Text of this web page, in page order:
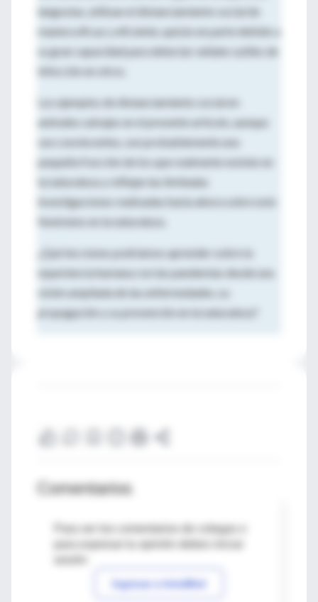
langostas, utilizan el distanciamiento social de
manera eficaz y eficiente, quizás en parte debido a
su gran capacidad para detectar señales sutiles de
infección en otros.
Los ejemplos de distanciamiento social en
animales salvajes en el presente artículo, aunque
son convincentes, son probablemente una
pequeña fracción de los que realmente existen en
la naturaleza y reflejan las limitadas
investigaciones realizadas hasta ahora sobre este
fenómeno en la naturaleza.
¿Qué lecciones podríamos aprender sobre la
experiencia humana con las pandemias desde una
visión ampliada de las enfermedades, su
propagación y su prevención en la naturaleza?
Comentarios
Para ver los comentarios de colegas o
Ingresar a IntraMed